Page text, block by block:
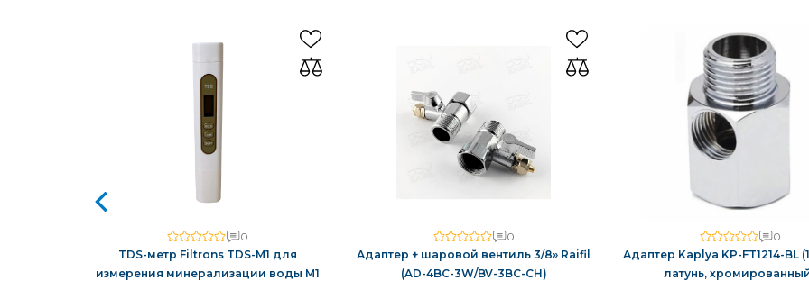
0
TDS-метр Filtrons TDS-M1 для
измерения минерализации воды M1
0
Адаптер + шаровой вентиль 3/8» Raifil
(AD-4BC-3W/BV-3BC-CH)
0
Адаптер Kaplya KP-FT1214-BL
латунь,